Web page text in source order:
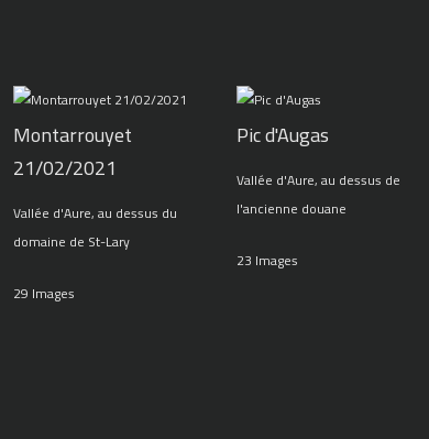
Montarrouyet
21/02/2021
Vallée d'Aure, au dessus du
domaine de St-Lary
29 Images
Pic d'Augas
Vallée d'Aure, au dessus de
l'ancienne douane
23 Images